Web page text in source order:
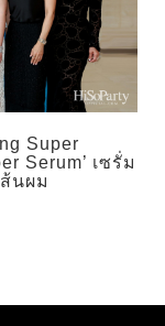
Super
Serum’ เซรั่ม
นผม